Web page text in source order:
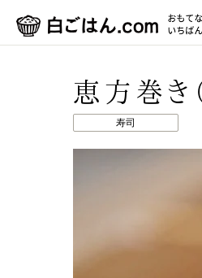
恵方巻き
寿司